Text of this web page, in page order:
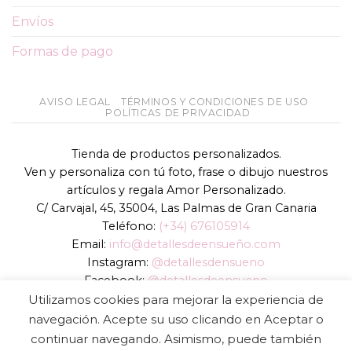
Envíos
Formas de pago
AVISO LEGAL
TÉRMINOS Y CONDICIONES DE USO
POLÍTICAS DE PRIVACIDAD
Tienda de productos personalizados.
Ven y personaliza con tú foto, frase o dibujo nuestros
artículos y regala Amor Personalizado.
C/ Carvajal, 45, 35004, Las Palmas de Gran Canaria
Teléfono: (+34) 676105914
Email: info@detallesdeensueño.com
Instagram: @detallesdensueno
Facebook: @detallesdeensueno
TikTok: @detallesdensueno
Página web:www.detallesdeensueño.com
Utilizamos cookies para mejorar la experiencia de
navegación. Acepte su uso clicando en Aceptar o
continuar navegando. Asimismo, puede también